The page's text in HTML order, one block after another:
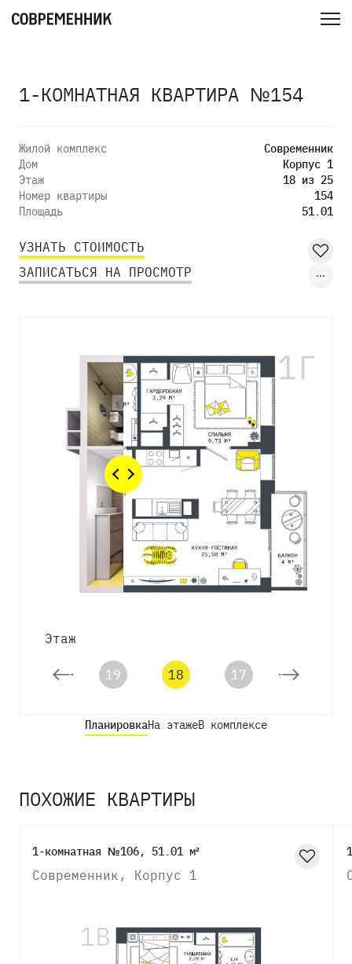
1-КОМНАТНАЯ КВАРТИРА №154
Жилой комплекс
Современник
Дом
Корпус 1
Этаж
18 из 25
Номер квартиры
154
Площадь
51.01
УЗНАТЬ СТОИМОСТЬ
ЗАПИСАТЬСЯ НА ПРОСМОТР
Этаж
20 19 18 17 16
ПланировкаНа этажеВ комплексе
ПОХОЖИЕ КВАРТИРЫ
1-комнатная №106, 51.01 м²
Современник, Корпус 1